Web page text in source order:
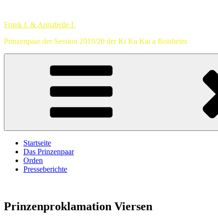
springen
Frank I. & Annabelle I.
Prinzenpaar der Session 2019/20 der Ki Ka Kai a Boisheim
Startseite
Das Prinzenpaar
Orden
Presseberichte
Prinzenproklamation Viersen